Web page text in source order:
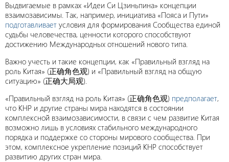
Выдвигаемые в рамках «Идеи Си Цзиньпина» концепции
взаимозависимы. Так, например, инициатива «Пояса и Пути»
подготавливает условия для формирования Сообщества единой
судьбы человечества, ценности которого способствуют
достижению Международных отношений нового типа.
Важно учесть и такие концепции, как «Правильный взгляд на
роль Китая» (正确角色观) и «Правильный взгляд на общую
ситуацию» (正确大局观).
«Правильный взгляд на роль Китая» (正确角色观) предполагает,
что КНР и другие страны мира находятся в состоянии
комплексной взаимозависимости, в связи с чем развитие Китая
возможно лишь в условиях стабильного международного
порядка и поддержке со стороны мирового сообщества. При
этом, комплексное укрепление позиций КНР способствует
развитию других стран мира.